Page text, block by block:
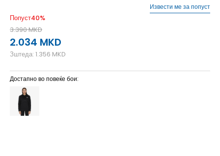
Попуст40%
3.390MKD
2.034 MKD
Зштеда: 1.356 MKD
Извести ме за попуст
Достапно во повеќе бои: